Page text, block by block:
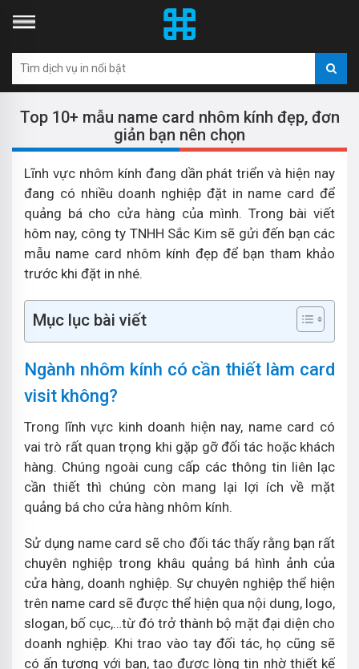
Top 10+ mẫu name card nhôm kính đẹp, đơn
giản bạn nên chọn
Lĩnh vực nhôm kính đang dần phát triển và hiện nay
đang có nhiều doanh nghiệp đặt in name card để
quảng bá cho cửa hàng của mình. Trong bài viết
hôm nay, công ty TNHH Sắc Kim sẽ gửi đến bạn các
mẫu name card nhôm kính đẹp để bạn tham khảo
trước khi đặt in nhé.
Mục lục bài viết
Ngành nhôm kính có cần thiết làm card
visit không?
Trong lĩnh vực kinh doanh hiện nay, name card có
vai trò rất quan trọng khi gặp gỡ đối tác hoặc khách
hàng. Chúng ngoài cung cấp các thông tin liên lạc
cần thiết thì chúng còn mang lại lợi ích về mặt
quảng bá cho cửa hàng nhôm kính.
Sử dụng name card sẽ cho đối tác thấy rằng bạn rất
chuyên nghiệp trong khâu quảng bá hình ảnh của
cửa hàng, doanh nghiệp. Sự chuyên nghiệp thể hiện
trên name card sẽ được thể hiện qua nội dung, logo,
slogan, bố cục,…từ đó trở thành bộ mặt đại diện cho
doanh nghiệp. Khi trao vào tay đối tác, họ cũng sẽ
có ấn tượng với bạn, tạo được lòng tin nhờ thiết kế